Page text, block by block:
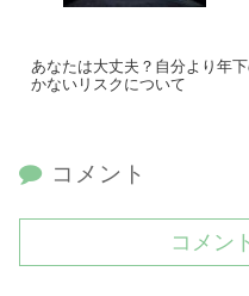
あなたは大丈夫？自分より年
かないリスクについて
コメント
コメン